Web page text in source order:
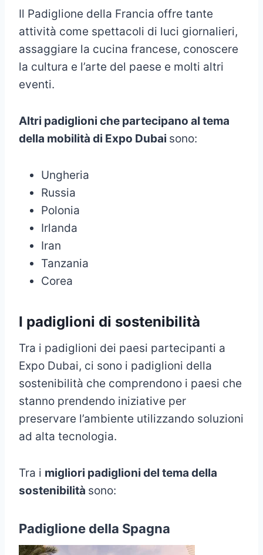
Il Padiglione della Francia offre tante
attività come spettacoli di luci giornalieri,
assaggiare la cucina francese, conoscere
la cultura e l’arte del paese e molti altri
eventi.
Altri padiglioni che partecipano al tema
della mobilità di Expo Dubai sono:
Ungheria
Russia
Polonia
Irlanda
Iran
Tanzania
Corea
I padiglioni di sostenibilità
Tra i padiglioni dei paesi partecipanti a
Expo Dubai, ci sono i padiglioni della
sostenibilità che comprendono i paesi che
stanno prendendo iniziative per
preservare l’ambiente utilizzando soluzioni
ad alta tecnologia.
Tra i migliori padiglioni del tema della
sostenibilità sono:
Padiglione della Spagna